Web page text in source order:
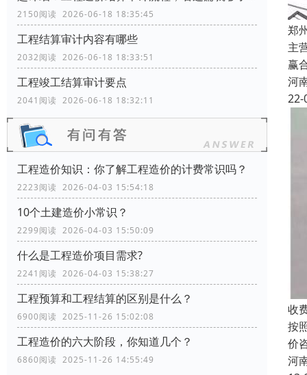
2150阅读 2026-06-18 18:35:45
工程结算审计内容有哪些
2032阅读 2026-06-18 18:33:51
工程竣工结算审计要点
2041阅读 2026-06-18 18:32:11
工程造价知识：你了解工程造价的计费常识吗？
2223阅读 2026-04-03 15:54:18
10个土建造价小常识？
2299阅读 2026-04-03 15:50:09
什么是工程造价项目需求?
2241阅读 2026-04-03 15:38:27
工程预算和工程结算的区别是什么？
6900阅读 2025-11-26 15:02:08
工程造价的六大阶段，你知道几个？
6860阅读 2025-11-26 14:55:49
郑
主
赢
河
22-
收
按
价
河